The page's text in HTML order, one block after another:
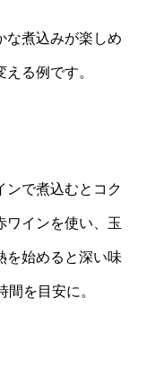
な煮込みが楽しめ
る例です。
ンで煮込むとコク
ワインを使い、玉
を始めると深い味
を目安に。